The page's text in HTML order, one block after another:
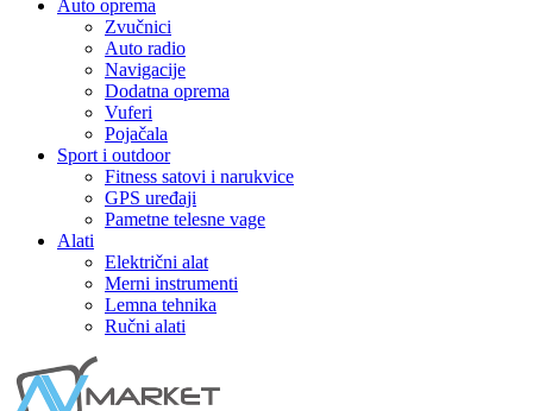
Auto oprema
Zvučnici
Auto radio
Navigacije
Dodatna oprema
Vuferi
Pojačala
Sport i outdoor
Fitness satovi i narukvice
GPS uređaji
Pametne telesne vage
Alati
Električni alat
Merni instrumenti
Lemna tehnika
Ručni alati